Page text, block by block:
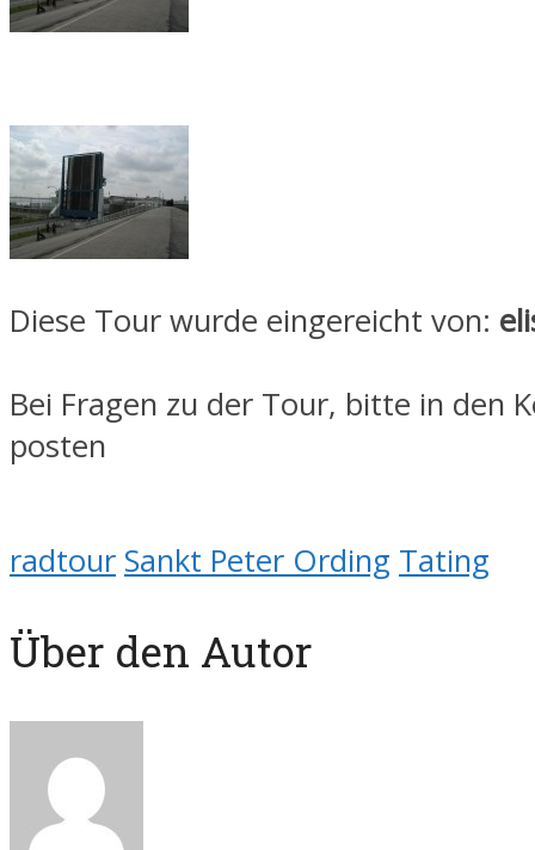
Diese Tour wurde eingereicht von:
Bei Fragen zu der Tour, bitte in den
posten
radtour Sankt Peter Ording Tating
Über den Autor